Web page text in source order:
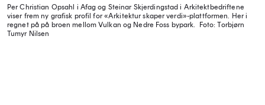
Per Christian Opsahl i Afag og Steinar Skjerdingstad i Arkitektbedriftene
viser frem ny grafisk profil for «Arkitektur skaper verdi»-plattformen. Her i
regnet på på broen mellom Vulkan og Nedre Foss bypark.
Foto: Torbjørn
Tumyr Nilsen